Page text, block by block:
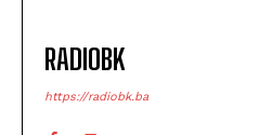
RADIOBK
https://radiobk.ba